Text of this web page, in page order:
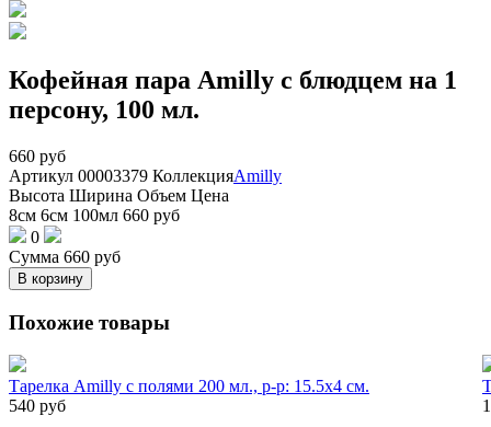
Кофейная пара Amilly с блюдцем на 1
персону, 100 мл.
660 руб
Артикул 00003379 КоллекцияAmilly
Высота Ширина Объем Цена
8см 6см 100мл 660 руб
0
Сумма 660 руб
В корзину
Похожие товары
Тарелка Amilly с полями 200 мл., р-р: 15.5х4 см.
540 руб